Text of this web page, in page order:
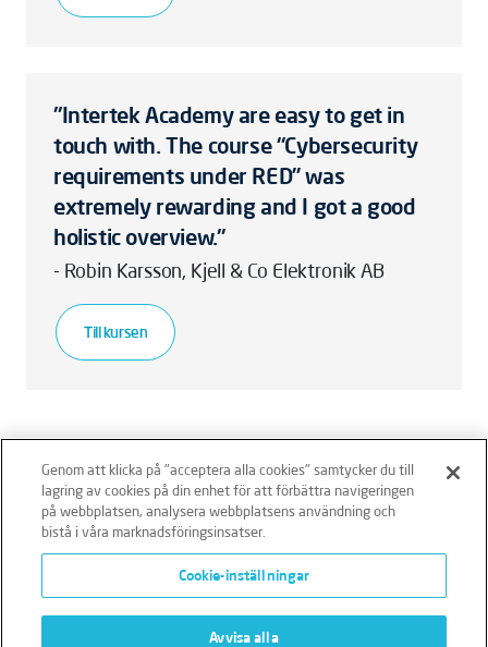
"Intertek Academy are easy to get in
touch with. The course “Cybersecurity
requirements under RED” was
extremely rewarding and I got a good
holistic overview."
- Robin Karsson, Kjell & Co Elektronik AB
Till kursen
Ansvarsfriskrivning Policies
Integritetspolicy
Cookies
Klagomålshantering
Genom att klicka på "acceptera alla cookies" samtycker du till
lagring av cookies på din enhet för att förbättra navigeringen
på webbplatsen, analysera webbplatsens användning och
bistå i våra marknadsföringsinsatser.
Cookie-inställningar
Avvisa alla